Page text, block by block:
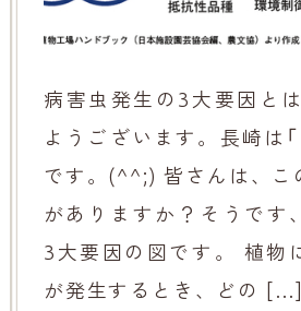
病害虫発生の3大要因と
ようございます。長崎は
です。(^^;) 皆さんは、こ
がありますか？そうです
3大要因の図です。 植物
が発生するとき、どの […]